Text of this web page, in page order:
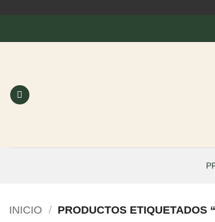
INICIO / PRODUCTOS ETIQUETADOS